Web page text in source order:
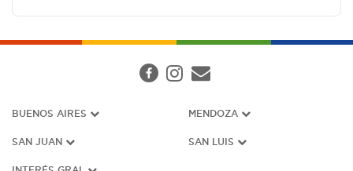
BUENOS AIRES MENDOZA
SAN JUAN SAN LUIS